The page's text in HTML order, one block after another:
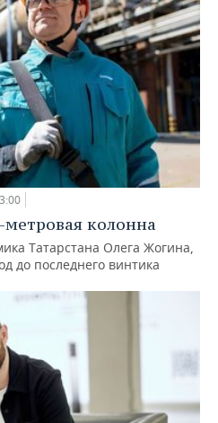
колонна
Татарстана Олега Жогина,
до последнего винтика